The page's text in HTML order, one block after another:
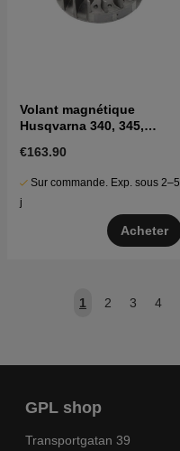
Volant magnétique
Husqvarna 340, 345,
€163.90
Sur commande. Exp. sous 2–5
j
Acheter
1 2 3 4
GPL shop
Transportgatan 39